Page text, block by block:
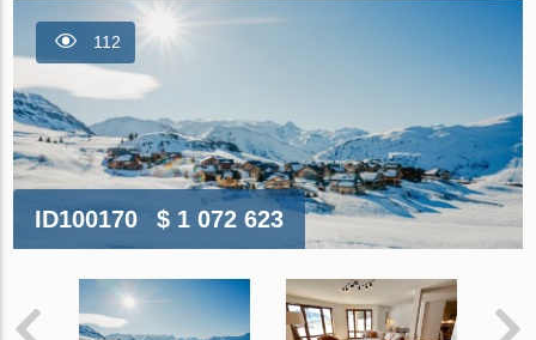
112
ID100170 $ 1 072 623